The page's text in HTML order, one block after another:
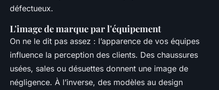
défectueux.
L'image de marque par l'équipement
On ne le dit pas assez : l’apparence de vos équipes
influence la perception des clients. Des chaussures
usées, sales ou désuettes donnent une image de
négligence. À l’inverse, des modèles au design